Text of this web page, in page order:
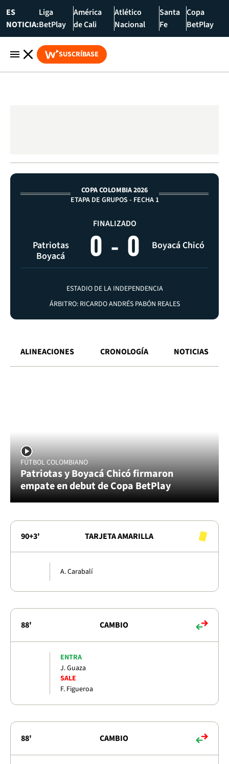
ES
NOTICIA:
Liga
BetPlay
América
de Cali
Atlético
Nacional
Santa
Fe
Copa
BetPlay
SUSCRÍBASE
COPA COLOMBIA 2026
ETAPA DE GRUPOS - FECHA 1
Patriotas
Boyacá
FINALIZADO
0 - 0 Boyacá Chicó
ESTADIO DE LA INDEPENDENCIA
ÁRBITRO: RICARDO ANDRÉS PABÓN REALES
ALINEACIONES CRONOLOGÍA NOTICIAS
FÚTBOL COLOMBIANO
Patriotas y Boyacá Chicó firmaron
empate en debut de Copa BetPlay
90+3' TARJETA AMARILLA
A. Carabalí
88' CAMBIO
ENTRA
J. Guaza
SALE
F. Figueroa
88' CAMBIO